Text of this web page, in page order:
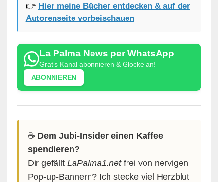
👉 Hier meine Bücher entdecken & auf der
Autorenseite vorbeischauen
La Palma News per WhatsApp
Gratis Kanal abonnieren & Glocke an!
ABONNIEREN
☕️ Dem Jubi-Insider einen Kaffee
spendieren?
Dir gefällt LaPalma1.netfrei von nervigen
Pop-up-Bannern? Ich stecke viel Herzblut